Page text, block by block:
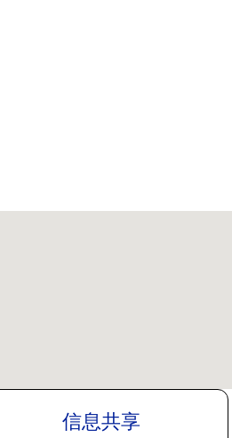
信息共享